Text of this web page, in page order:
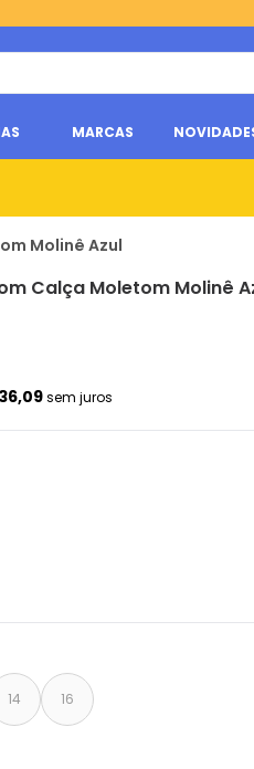
MARCAS
Molinê Azul
Calça Moletom Molinê
sem juros
14 16